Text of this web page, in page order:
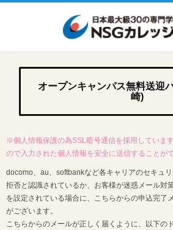
オープンキャンパス無料送迎
崎)
※個人情報保護の為SSL暗号通信を採用していま
ので入力された個人情報を安全に送信することが
docomo、au、softbankなど各キャリアのセキュ
拒否と認識されているか、お客様が迷惑メール対
を設定されている場合に、こちらからの申込完了
がございます。
こちらからのメールが正しく届くように、以下の